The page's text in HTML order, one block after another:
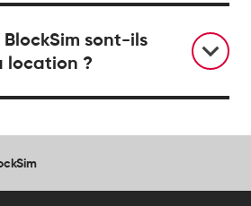
sont-ils
location ?